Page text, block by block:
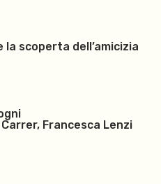
la scoperta dell’amicizia
Francesca Lenzi